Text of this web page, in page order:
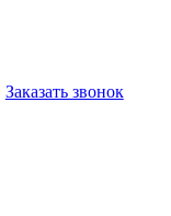
Заказать звонок